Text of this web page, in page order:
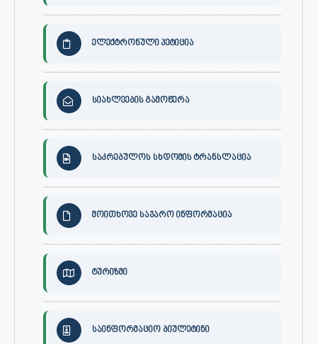
ელექტრონული პეტიცია
სიახლეების გამოწერა
საკრებულოს სხდომის ტრანსლაცია
მოითხოვე საჯარო ინფორმაცია
ტურიზმი
საინფორმაციო ბიულეტინი